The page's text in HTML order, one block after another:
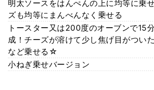
明太ソースをはんぺんの上に均等に乗
ズも均等にまんべんなく乗せる
トースター又は200度のオーブンで15
成！チーズが溶けて少し焦げ目がつい
など乗せる☆
小ねぎ乗せバージョン